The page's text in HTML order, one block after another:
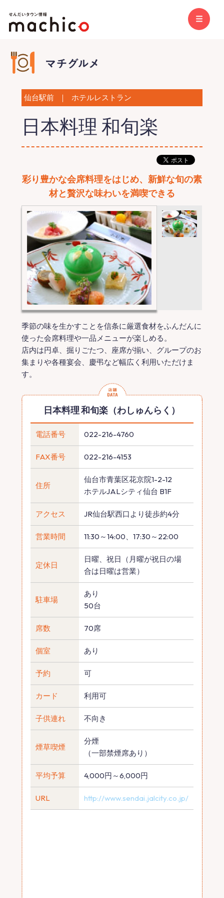
仙台駅前 ｜ ホテルレストラン
日本料理 和旬楽
彩り豊かな会席料理をはじめ、新鮮な旬の素
材と贅沢な味わいを満喫できる
季節の味を生かすことを信条に厳選食材をふんだんに
使った会席料理や一品メニューが楽しめる。
店内は円卓、掘りごたつ、座席が揃い、グループのお
集まりや各種宴会、慶弔など幅広く利用いただけま
す。
日本料理 和旬楽（わしゅんらく）
電話番号 022-216-4760
FAX番号 022-216-4153
住所
仙台市青葉区花京院1-2-12
ホテルJALシティ仙台 B1F
アクセス JR仙台駅西口より徒歩約4分
営業時間 11:30～14:00、17:30～22:00
定休日
日曜、祝日（月曜が祝日の場
合は日曜は営業）
駐車場
あり
50台
席数 70席
個室 あり
予約 可
カード 利用可
子供連れ 不向き
煙草喫煙
分煙
（一部禁煙席あり）
平均予算 4,000円～6,000円
URL http://www.sendai.jalcity.co.jp/